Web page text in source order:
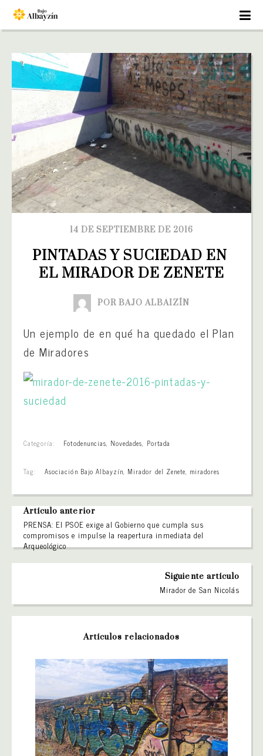
14 DE SEPTIEMBRE DE 2016
PINTADAS Y SUCIEDAD EN
EL MIRADOR DE ZENETE
POR BAJO ALBAIZÍN
Un ejemplo de en qué ha quedado el Plan
de Miradores
Categoría: Fotodenuncias, Novedades, Portada
Tag: Asociación Bajo Albayzín, Mirador del Zenete, miradores
Artículo anterior
PRENSA: El PSOE exige al Gobierno que cumpla sus
compromisos e impulse la reapertura inmediata del
Arqueológico
Siguiente artículo
Mirador de San Nicolás
Artículos relacionados